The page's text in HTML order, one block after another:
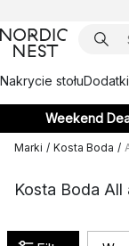
Nakrycie stołu
Weekend
Marki / Kosta Boda /
Kosta Boda All